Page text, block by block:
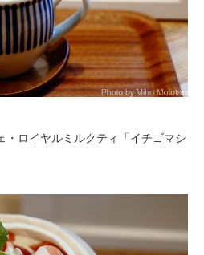
・ロイヤルミルクティ「イチゴマシ